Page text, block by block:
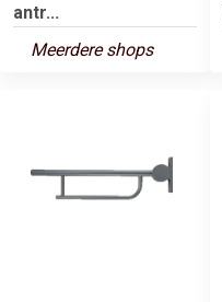
antr...
Meerdere shops